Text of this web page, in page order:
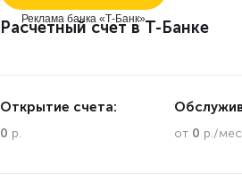
Реклама банка «Т-Банк»
Расчетный счет в Т-Банке
Открытие счета:
0 р. от 0 р./